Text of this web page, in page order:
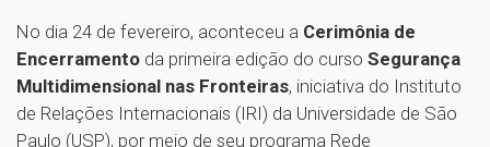
No dia 24 de fevereiro, aconteceu a Cerimônia de
Encerramento da primeira edição do curso Segurança
Multidimensional nas Fronteiras, iniciativa do Instituto
de Relações Internacionais (IRI) da Universidade de São
Paulo (USP), por meio de seu programa Rede